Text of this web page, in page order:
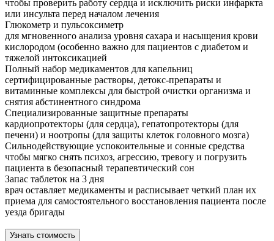
чтобы проверить работу сердца и исключить риски инфаркта
или инсульта перед началом лечения
Глюкометр и пульсоксиметр
для мгновенного анализа уровня сахара и насыщения крови
кислородом (особенно важно для пациентов с диабетом и
тяжелой интоксикацией
Полный набор медикаментов для капельниц
сертифицированные растворы, детокс-препараты и
витаминные комплексы для быстрой очистки организма и
снятия абстинентного синдрома
Специализированные защитные препараты
кардиопротекторы (для сердца), гепатопротекторы (для
печени) и ноотропы (для защиты клеток головного мозга)
Сильнодействующие успокоительные и сонные средства
чтобы мягко снять психоз, агрессию, тревогу и погрузить
пациента в безопасный терапевтический сон
Запас таблеток на 3 дня
врач оставляет медикаменты и расписывает четкий план их
приема для самостоятельного восстановления пациента после
уезда бригады
Узнать стоимость